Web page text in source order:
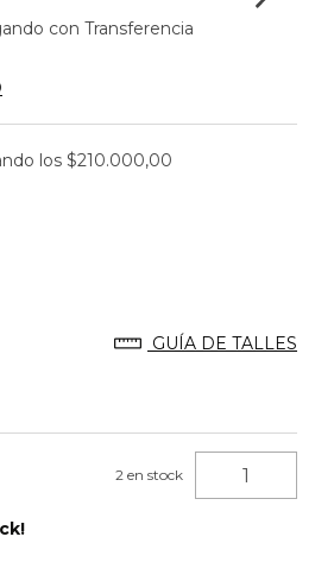
con Transferencia
los$210.000,00
GUÍA DE TALLES
2 en stock